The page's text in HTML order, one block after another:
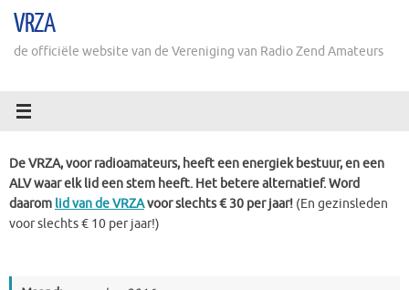
naarVRZA
de officiële website van de Vereniging van Radio Zend Amateurs
De VRZA, voor radioamateurs, heeft een energiek bestuur, en een
ALV waar elk lid een stem heeft. Het betere alternatief. Word
daarom lid van de VRZAvoor slechts € 30 per jaar! (En gezinsleden
voor slechts € 10 per jaar!)